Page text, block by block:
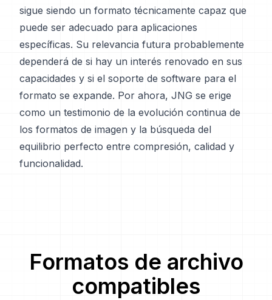
sigue siendo un formato técnicamente capaz que
puede ser adecuado para aplicaciones
específicas. Su relevancia futura probablemente
dependerá de si hay un interés renovado en sus
capacidades y si el soporte de software para el
formato se expande. Por ahora, JNG se erige
como un testimonio de la evolución continua de
los formatos de imagen y la búsqueda del
equilibrio perfecto entre compresión, calidad y
funcionalidad.
Formatos de archivo
compatibles